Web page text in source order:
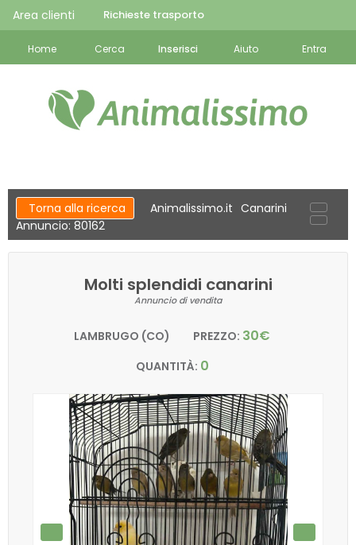
Area clienti Richieste trasporto
Home Cerca Inserisci Aiuto Entra
Torna alla ricerca Animalissimo.it Canarini
Annuncio: 80162
Molti splendidi canarini
Annuncio di vendita
LAMBRUGO (CO) PREZZO: 30€
QUANTITÀ: 0